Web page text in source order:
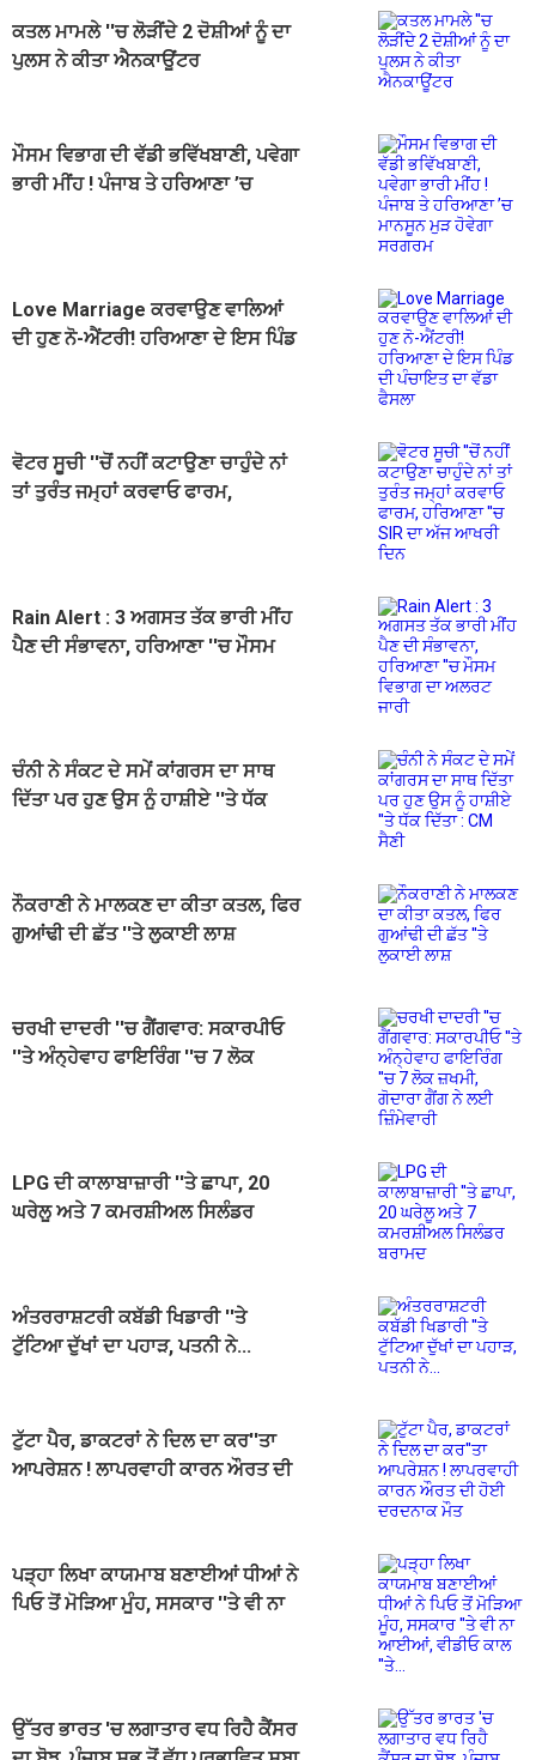
ਕਤਲ ਮਾਮਲੇ ''ਚ ਲੋੜੀਂਦੇ 2 ਦੋਸ਼ੀਆਂ ਨੂੰ ਦਾ
ਪੁਲਸ ਨੇ ਕੀਤਾ ਐਨਕਾਊਂਟਰ
ਮੌਸਮ ਵਿਭਾਗ ਦੀ ਵੱਡੀ ਭਵਿੱਖਬਾਣੀ, ਪਵੇਗਾ
ਭਾਰੀ ਮੀਂਹ ! ਪੰਜਾਬ ਤੇ ਹਰਿਆਣਾ ’ਚ
Love Marriage ਕਰਵਾਉਣ ਵਾਲਿਆਂ
ਦੀ ਹੁਣ ਨੋ-ਐਂਟਰੀ! ਹਰਿਆਣਾ ਦੇ ਇਸ ਪਿੰਡ
ਵੋਟਰ ਸੂਚੀ ''ਚੋਂ ਨਹੀਂ ਕਟਾਉਣਾ ਚਾਹੁੰਦੇ ਨਾਂ
ਤਾਂ ਤੁਰੰਤ ਜਮ੍ਹਾਂ ਕਰਵਾਓ ਫਾਰਮ,
Rain Alert : 3 ਅਗਸਤ ਤੱਕ ਭਾਰੀ ਮੀਂਹ
ਪੈਣ ਦੀ ਸੰਭਾਵਨਾ, ਹਰਿਆਣਾ ''ਚ ਮੌਸਮ
ਚੰਨੀ ਨੇ ਸੰਕਟ ਦੇ ਸਮੇਂ ਕਾਂਗਰਸ ਦਾ ਸਾਥ
ਦਿੱਤਾ ਪਰ ਹੁਣ ਉਸ ਨੂੰ ਹਾਸ਼ੀਏ ''ਤੇ ਧੱਕ
ਨੌਕਰਾਣੀ ਨੇ ਮਾਲਕਣ ਦਾ ਕੀਤਾ ਕਤਲ, ਫਿਰ
ਗੁਆਂਢੀ ਦੀ ਛੱਤ ''ਤੇ ਲੁਕਾਈ ਲਾਸ਼
ਚਰਖੀ ਦਾਦਰੀ ''ਚ ਗੈਂਗਵਾਰ: ਸਕਾਰਪੀਓ
''ਤੇ ਅੰਨ੍ਹੇਵਾਹ ਫਾਇਰਿੰਗ ''ਚ 7 ਲੋਕ
LPG ਦੀ ਕਾਲਾਬਾਜ਼ਾਰੀ ''ਤੇ ਛਾਪਾ, 20
ਘਰੇਲੂ ਅਤੇ 7 ਕਮਰਸ਼ੀਅਲ ਸਿਲੰਡਰ
ਅੰਤਰਰਾਸ਼ਟਰੀ ਕਬੱਡੀ ਖਿਡਾਰੀ ''ਤੇ
ਟੁੱਟਿਆ ਦੁੱਖਾਂ ਦਾ ਪਹਾੜ, ਪਤਨੀ ਨੇ...
ਟੁੱਟਾ ਪੈਰ, ਡਾਕਟਰਾਂ ਨੇ ਦਿਲ ਦਾ ਕਰ''ਤਾ
ਆਪਰੇਸ਼ਨ ! ਲਾਪਰਵਾਹੀ ਕਾਰਨ ਔਰਤ ਦੀ
ਪੜ੍ਹਾ ਲਿਖਾ ਕਾਯਮਾਬ ਬਣਾਈਆਂ ਧੀਆਂ ਨੇ
ਪਿਓ ਤੋਂ ਮੋੜਿਆ ਮੂੰਹ, ਸਸਕਾਰ ''ਤੇ ਵੀ ਨਾ
ਉੱਤਰ ਭਾਰਤ 'ਚ ਲਗਾਤਾਰ ਵਧ ਰਿਹੈ ਕੈਂਸਰ